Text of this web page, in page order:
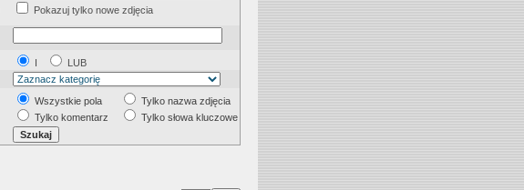
Pokazuj tylko nowe zdjęcia
I
LUB
Wszystkie pola
Tylko nazwa zdjęcia
Tylko komentarz
Tylko słowa kluczowe